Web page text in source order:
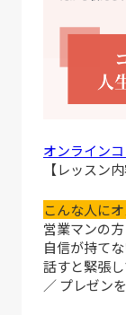
オンライン
【レッスン内
こんな人に
営業マンの
自信が持て
話すと緊張
／ プレゼン